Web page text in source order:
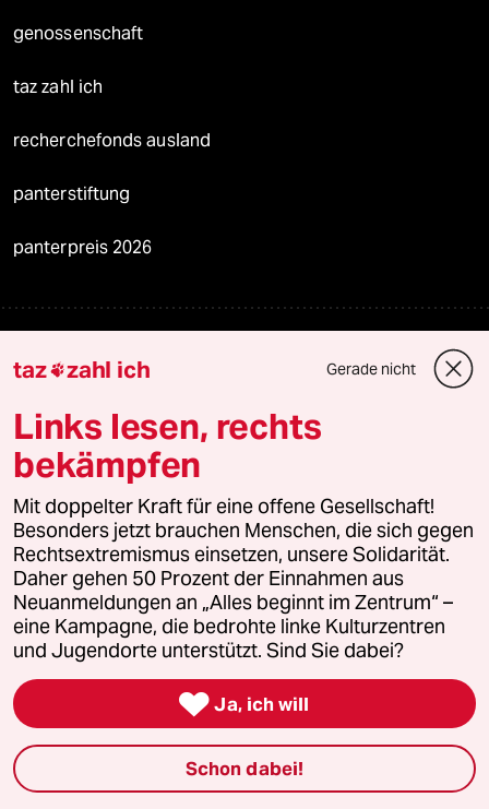
genossenschaft
taz zahl ich
recherchefonds ausland
panterstiftung
panterpreis 2026
bundestalk
fernverbindung
klima update°
Mauerecho
Freie Rede
reingehen
Newsletter
taz zahl ich Gerade nicht
Links lesen, rechts
bekämpfen
Mit doppelter Kraft für eine offene Gesellschaft!
Besonders jetzt brauchen Menschen, die sich gegen
Rechtsextremismus einsetzen, unsere Solidarität.
Daher gehen 50 Prozent der Einnahmen aus
Neuanmeldungen an „Alles beginnt im Zentrum“ –
eine Kampagne, die bedrohte linke Kulturzentren
und Jugendorte unterstützt. Sind Sie dabei?
 Ja, ich will
Schon dabei!